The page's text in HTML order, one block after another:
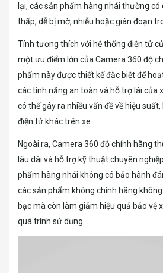
lại, các sản phẩm hàng nhái thường
thấp, dễ bị mờ, nhiễu hoặc gián đoạn
Tính tương thích với hệ thống điện tử
một ưu điểm lớn của Camera 360 độ
phẩm này được thiết kế đặc biệt để
các tính năng an toàn và hỗ trợ lái của
có thể gây ra nhiều vấn đề về hiệu
điện tử khác trên xe.
Ngoài ra, Camera 360 độ chính hãng
lâu dài và hỗ trợ kỹ thuật chuyên
phẩm hàng nhái không có bảo hành
các sản phẩm không chính hãng
bạc mà còn làm giảm hiệu quả bảo vệ
quá trình sử dụng.